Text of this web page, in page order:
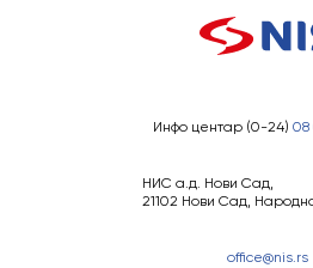
Инфо центар (0-24) 08
НИС а.д. Нови Сад,
21102 Нови Сад,
office@nis.rs